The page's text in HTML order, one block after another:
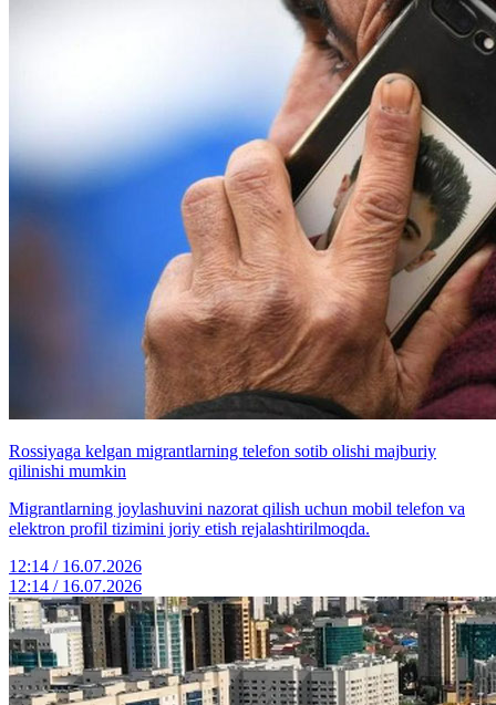
Rossiyaga kelgan migrantlarning telefon sotib olishi majburiy
qilinishi mumkin
Migrantlarning joylashuvini nazorat qilish uchun mobil telefon va
elektron profil tizimini joriy etish rejalashtirilmoqda.
12:14 / 16.07.2026
12:14 / 16.07.2026